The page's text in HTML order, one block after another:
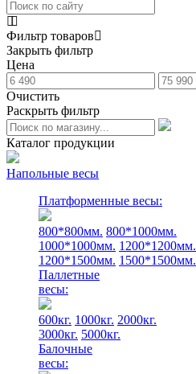
Фильтр товаров
Закрыть фильтр
Цена
Очистить
Раскрыть фильтр
Каталог продукции
Напольные весы
Платформенные весы:
800*800мм. 800*1000мм.
1000*1000мм. 1200*1200мм.
1200*1500мм. 1500*1500мм.
Паллетные
весы:
600кг. 1000кг. 2000кг.
3000кг. 5000кг.
Балочные
весы: